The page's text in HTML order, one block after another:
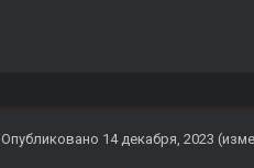
Опубликовано 14 декабря, 2023